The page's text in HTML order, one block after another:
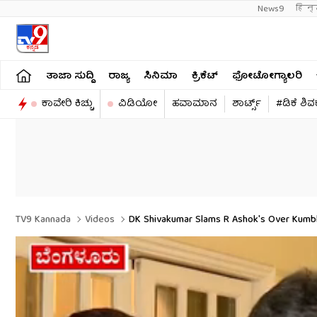
News9
ತಾಜಾ ಸುದ್ದಿ ರಾಜ್ಯ ಸಿನಿಮಾ ಕ್ರಿಕೆಟ್​ ಫೋಟೋಗ್ಯಾಲರಿ
ಕಾವೇರಿ ಕಿಚ್ಚು
ವಿಡಿಯೋ ಹವಾಮಾನ ಶಾರ್ಟ್ಸ್​ #ಡಿಕೆ
TV9 Kannada Videos DK Shivakumar Slams R Ashok's Over